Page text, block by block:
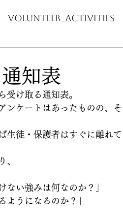
volunteer_activities
知表
受け取る通知表。
ンケートはあったものの、
生徒・保護者はすぐに離れ
、
ない強みは何なのか？」
ようになるのか？」